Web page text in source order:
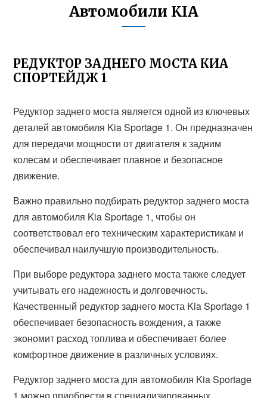
Автомобили KIA
РЕДУКТОР ЗАДНЕГО МОСТА КИА
СПОРТЕЙДЖ 1
Редуктор заднего моста является одной из ключевых
деталей автомобиля Kia Sportage 1. Он предназначен
для передачи мощности от двигателя к задним
колесам и обеспечивает плавное и безопасное
движение.
Важно правильно подбирать редуктор заднего моста
для автомобиля Kia Sportage 1, чтобы он
соответствовал его техническим характеристикам и
обеспечивал наилучшую производительность.
При выборе редуктора заднего моста также следует
учитывать его надежность и долговечность.
Качественный редуктор заднего моста Kia Sportage 1
обеспечивает безопасность вождения, а также
экономит расход топлива и обеспечивает более
комфортное движение в различных условиях.
Редуктор заднего моста для автомобиля Kia Sportage